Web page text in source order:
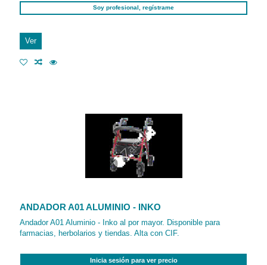
Soy profesional, regístrame
Ver
ANDADOR A01 ALUMINIO - INKO
Andador A01 Aluminio - Inko al por mayor. Disponible para
farmacias, herbolarios y tiendas. Alta con CIF.
Inicia sesión para ver precio